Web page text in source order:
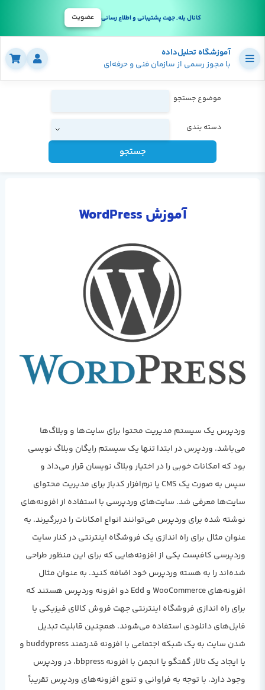
کانال بله, جهت پشتیبانی و اطلاع رسانی عضویت
آموزشگاه تحلیل‌داده
با مجوز رسمی از سازمان فنی و حرفه‌ای
موضوع جستجو
دسته بندی
جستجو
آموزش WordPress
وردپرس یک سیستم مدیریت محتوا برای سایت‌ها و وبلاگ‌ها
می‌باشد. وردپرس در ابتدا تنها یک سیستم رایگان وبلاگ نویسی
بود که امکانات خوبی را در اختیار وبلاگ نویسان قرار می‌داد و
سپس به صورت یک CMS یا نرم‌افزار کدباز برای مدیریت محتوای
سایت‌ها معرفی شد. سایت‌های وردپرسی با استفاده از افزونه‌های
نوشته شده برای وردپرس می‌توانند انواع امکانات را دربرگیرند. به
عنوان مثال برای راه اندازی یک فروشگاه اینترنتی در کنار سایت
وردپرسی کافیست یکی از افزونه‌هایی که برای این منظور طراحی
شده‌اند را به هسته وردپرس خود اضافه کنید. به عنوان مثال
افزونه‌های WooCommerce و Edd دو افزونه وردپرس هستند که
برای راه اندازی فروشگاه اینترنتی جهت فروش کالای فیزیکی یا
فایل‌های دانلودی استفاده می‌شوند. همچنین قابلیت تبدیل
شدن سایت به یک شبکه اجتماعی با افزونه قدرتمند buddypress و
یا ایجاد یک تالار گفتگو یا انجمن با افزونه bbpress، در وردپرس
وجود دارد. با توجه به فراوانی و تنوع افزونه‌های وردپرس تقریباً